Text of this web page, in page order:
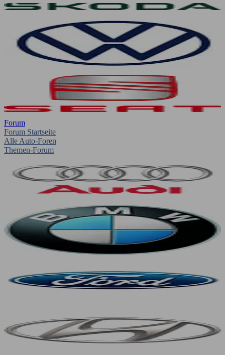
Forum
Forum Startseite
Alle Auto-Foren
Themen-Forum